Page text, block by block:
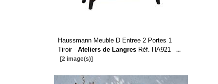
Haussmann Meuble D Entree 2 Portes 1
Tiroir - Ateliers de LangresRéf. HA921
...
[2 image(s)]